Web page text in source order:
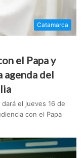
Catamarca
el Papa y
agenda del
el jueves 16 de
con el Papa